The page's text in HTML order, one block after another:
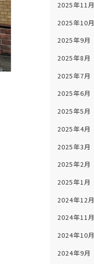
2025年11月
2025年10月
2025年9月
2025年8月
2025年7月
2025年6月
2025年5月
2025年4月
2025年3月
2025年2月
2025年1月
2024年12月
2024年11月
2024年10月
2024年9月